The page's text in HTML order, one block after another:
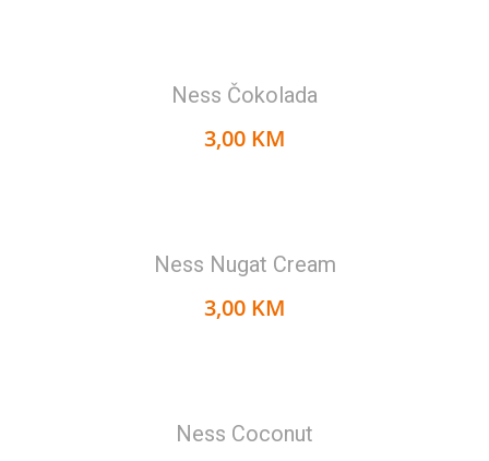
Ness Čokolada
3,00 KM
Ness Nugat Cream
3,00 KM
Ness Coconut